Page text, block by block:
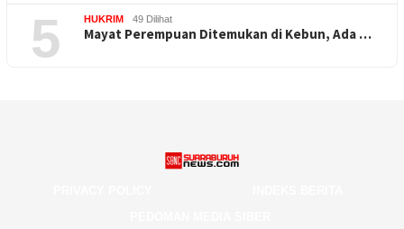
5 HUKRIM 49 Dilihat
Mayat Perempuan Ditemukan di Kebun, Ada …